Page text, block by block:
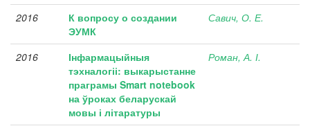
2016
К вопросу о создании
ЭУМК
Савич, О. Е.
2016
Інфармацыйныя
тэхналогіі: выкарыстанне
праграмы Smart notebook
на ўроках беларускай
мовы і літаратуры
Роман, А. І.